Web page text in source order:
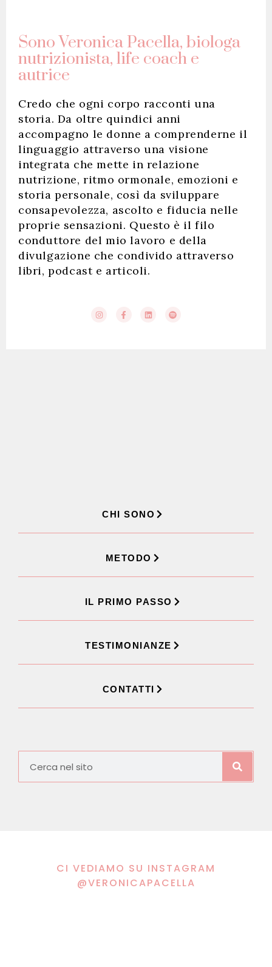
Sono Veronica Pacella, biologa
nutrizionista, life coach e
autrice
Credo che ogni corpo racconti una
storia. Da oltre quindici anni
accompagno le donne a comprenderne il
linguaggio attraverso una visione
integrata che mette in relazione
nutrizione, ritmo ormonale, emozioni e
storia personale, così da sviluppare
consapevolezza, ascolto e fiducia nelle
proprie sensazioni. Questo è il filo
conduttore del mio lavoro e della
divulgazione che condivido attraverso
libri, podcast e articoli.
CHI SONO
METODO
IL PRIMO PASSO
TESTIMONIANZE
CONTATTI
CI VEDIAMO SU INSTAGRAM
@VERONICAPACELLA